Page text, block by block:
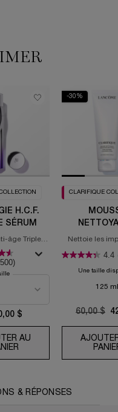
RÉHYDRATANT
H.C.F.
SÉRUM
âge Triple
Rides,
$
AU
RÉNERGIE H.C.F. TRIPLE
-30%
CLARIFIQUE
Nettoie les
4.4
Une taille
125 ml
Old price
60,00 $
& RÉPONSES